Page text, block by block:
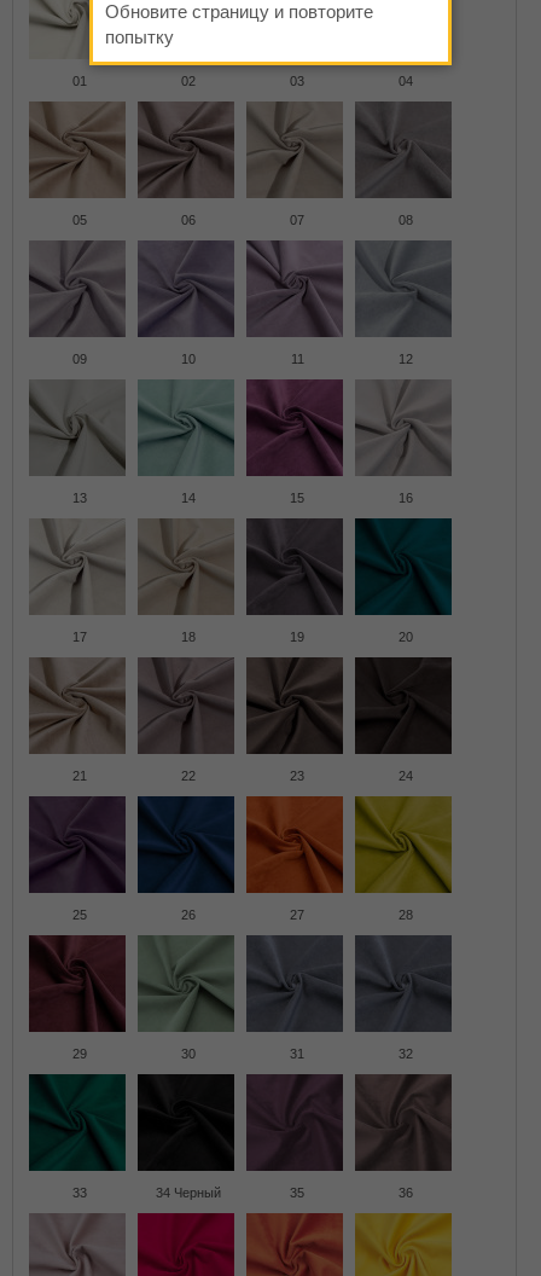
01 02 03 04
05 06 07 08
09 10 11 12
13 14 15 16
17 18 19 20
21 22 23 24
25 26 27 28
29 30 31 32
33 34 Черный 35 36
Обновите страницу и повторите
попытку